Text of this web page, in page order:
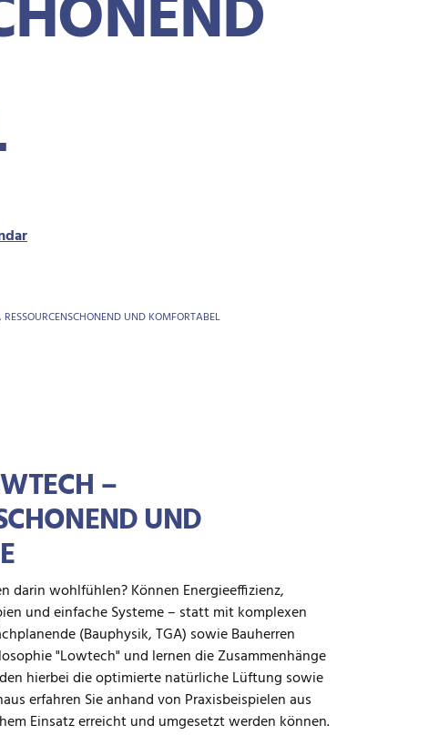
UND KOMFORTABEL
–
UND
wohlfühlen? Können Energieeffizienz,
und einfache Systeme – statt mit komplexen
(Bauphysik, TGA) sowie Bauherren
"Lowtech" und lernen die Zusammenhänge
hierbei die optimierte natürliche Lüftung sowie
erfahren Sie anhand von Praxisbeispielen aus
Einsatz erreicht und umgesetzt werden können.